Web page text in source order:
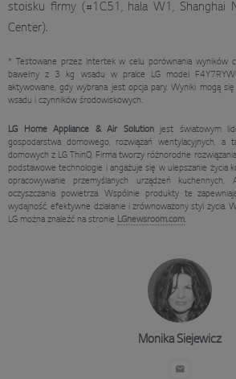
stoisku firmy (#1C51, hala W1, Shanghai
Center).
* Testowane przez Intertek w celu porównania wyników
bawełny z 3 kg wsadu w pralce LG model
aktywowane, gdy wybrana jest opcja pary. Wyniki mogą
wsadu i czynników środowiskowych.
LG Home Appliance & Air Solutionjest światowym
gospodarstwa domowego, rozwiązań wentylacyjnych, a
domowych z LG ThinQ. Firma tworzy różnorodne
podstawowe technologie i angażuje się w ulepszanie życia
opracowywanie przemyślanych urządzeń
oczyszczania powietrza. Wspólnie produkty te
wydajność, efektywne działanie i zrównoważony styl życia.
LG można znaleźć na stronie LGnewsroom.com.
Monika Siejewicz